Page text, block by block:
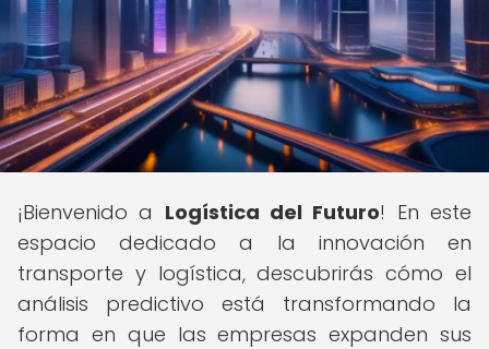
¡Bienvenido a Logística del Futuro! En este
espacio dedicado a la innovación en
transporte y logística, descubrirás cómo el
análisis predictivo está transformando la
forma en que las empresas expanden sus